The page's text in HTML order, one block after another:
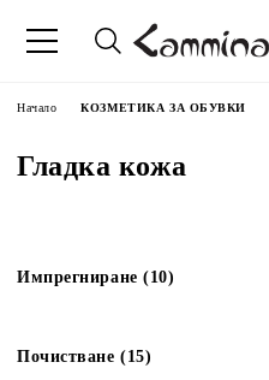
Начало КОЗМЕТИКА ЗА ОБУВКИ
Гладка кожа
Импрегниране (10)
Почистване (15)